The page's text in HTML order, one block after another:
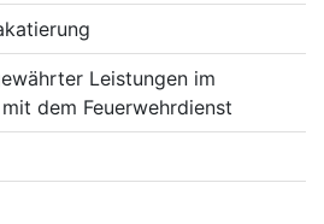
Leistungen im
dem Feuerwehrdienst